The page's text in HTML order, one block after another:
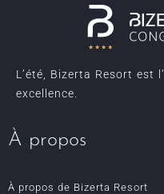
L’été, Bizerta Resort est
excellence.
À propos
À propos de Bizerta Resort